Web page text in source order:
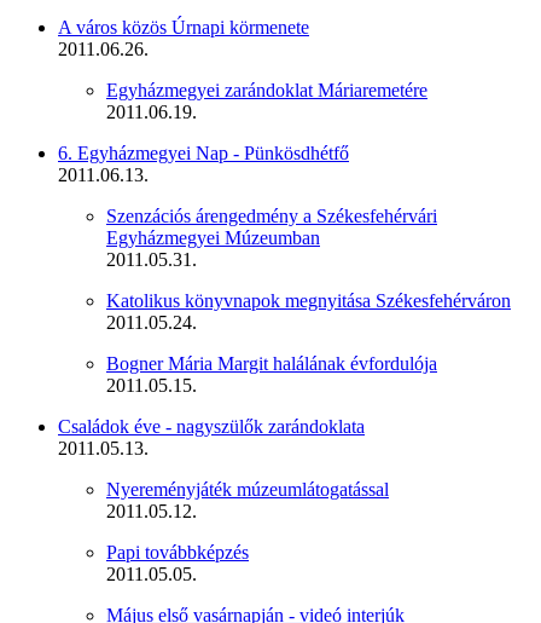
A város közös Úrnapi körmenete
2011.06.26.
Egyházmegyei zarándoklat Máriaremetére
2011.06.19.
6. Egyházmegyei Nap - Pünkösdhétfő
2011.06.13.
Szenzációs árengedmény a Székesfehérvári
Egyházmegyei Múzeumban
2011.05.31.
Katolikus könyvnapok megnyitása Székesfehérváron
2011.05.24.
Bogner Mária Margit halálának évfordulója
2011.05.15.
Családok éve - nagyszülők zarándoklata
2011.05.13.
Nyereményjáték múzeumlátogatással
2011.05.12.
Papi továbbképzés
2011.05.05.
Május első vasárnapján - videó interjúk